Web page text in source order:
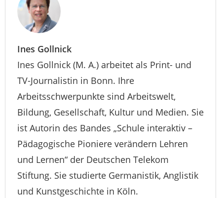
Ines Gollnick
Ines Gollnick (M. A.) arbeitet als Print- und
TV-Journalistin in Bonn. Ihre
Arbeitsschwerpunkte sind Arbeitswelt,
Bildung, Gesellschaft, Kultur und Medien. Sie
ist Autorin des Bandes „Schule interaktiv –
Pädagogische Pioniere verändern Lehren
und Lernen“ der Deutschen Telekom
Stiftung. Sie studierte Germanistik, Anglistik
und Kunstgeschichte in Köln.